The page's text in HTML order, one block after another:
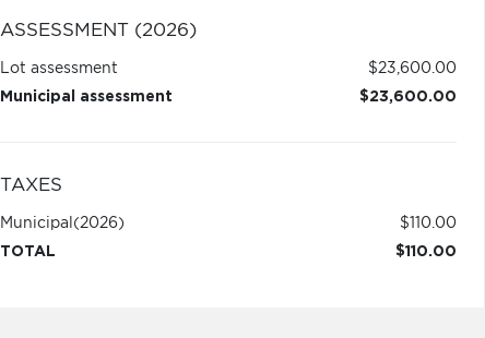
ASSESSMENT (2026)
Lot assessment
$23,600.00
Municipal assessment
$23,600.00
TAXES
Municipal (2026)
$110.00
TOTAL
$110.00